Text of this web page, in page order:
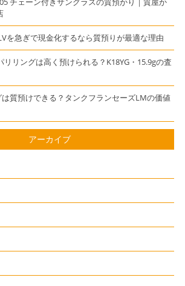
を急ぎで現金化するなら質預りが最適な理由
リリングは高く預けられる？K18YG・15.9gの査
質預けできる？タンクフランセーズLMの価値
アーカイブ